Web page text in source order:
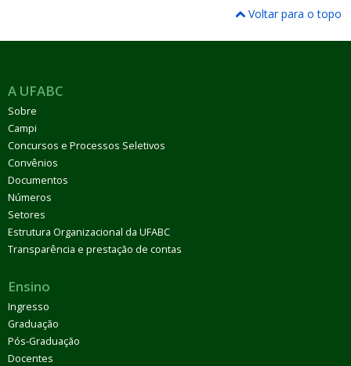
Voltar para o topo
A UFABC
Sobre
Campi
Concursos e Processos Seletivos
Convênios
Documentos
Números
Setores
Estrutura Organizacional da UFABC
Transparência e prestação de contas
Ensino
Ingresso
Graduação
Pós-Graduação
Docentes